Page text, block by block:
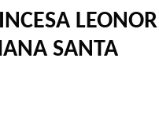
LEONOR
SANTA